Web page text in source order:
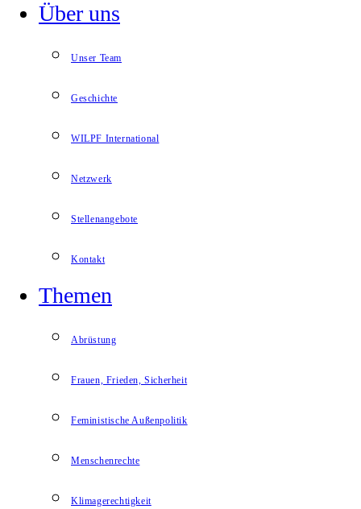
Über uns
Unser Team
Geschichte
WILPF International
Netzwerk
Stellenangebote
Kontakt
Themen
Abrüstung
Frauen, Frieden, Sicherheit
Feministische Außenpolitik
Menschenrechte
Klimagerechtigkeit